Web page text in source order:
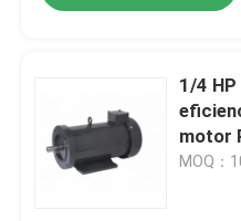
Sobre nosotros
1/4
motor
barco
MOQ：